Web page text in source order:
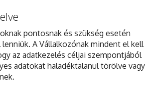
pontosnak és szükség esetén
lenniük. A Vállalkozónak mindent el kell
az adatkezelés céljai szempontjából
adatokat haladéktalanul törölve vagy